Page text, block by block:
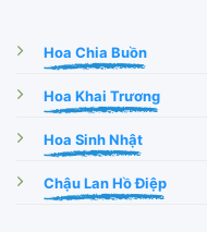
Hoa Chia Buồn
Hoa Khai Trương
Hoa Sinh Nhật
Chậu Lan Hồ Điệp